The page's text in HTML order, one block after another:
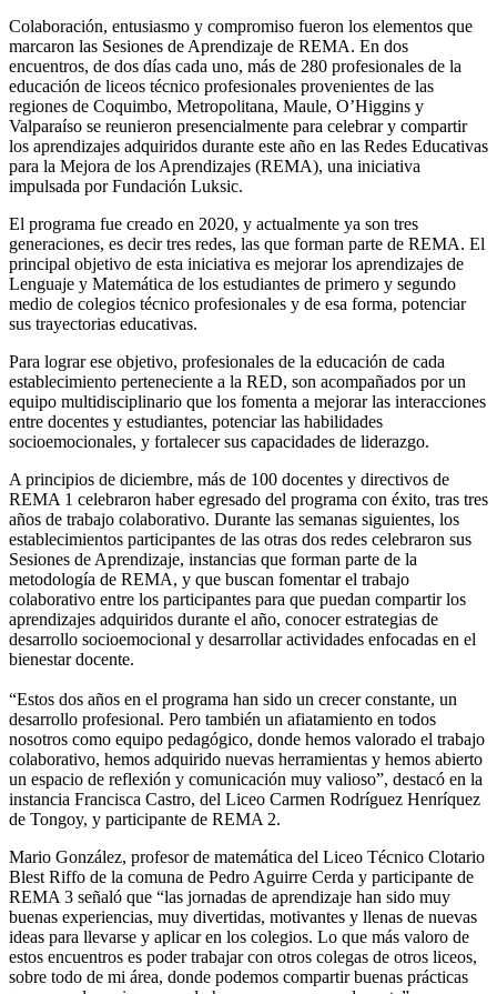
Colaboración, entusiasmo y compromiso fueron los elementos que
marcaron las Sesiones de Aprendizaje de REMA. En dos
encuentros, de dos días cada uno, más de 280 profesionales de la
educación de liceos técnico profesionales provenientes de las
regiones de Coquimbo, Metropolitana, Maule, O’Higgins y
Valparaíso se reunieron presencialmente para celebrar y compartir
los aprendizajes adquiridos durante este año en las Redes Educativas
para la Mejora de los Aprendizajes (REMA), una iniciativa
impulsada por Fundación Luksic.
El programa fue creado en 2020, y actualmente ya son tres
generaciones, es decir tres redes, las que forman parte de REMA. El
principal objetivo de esta iniciativa es mejorar los aprendizajes de
Lenguaje y Matemática de los estudiantes de primero y segundo
medio de colegios técnico profesionales y de esa forma, potenciar
sus trayectorias educativas.
Para lograr ese objetivo, profesionales de la educación de cada
establecimiento perteneciente a la RED, son acompañados por un
equipo multidisciplinario que los fomenta a mejorar las interacciones
entre docentes y estudiantes, potenciar las habilidades
socioemocionales, y fortalecer sus capacidades de liderazgo.
A principios de diciembre, más de 100 docentes y directivos de
REMA 1 celebraron haber egresado del programa con éxito, tras tres
años de trabajo colaborativo. Durante las semanas siguientes, los
establecimientos participantes de las otras dos redes celebraron sus
Sesiones de Aprendizaje, instancias que forman parte de la
metodología de REMA, y que buscan fomentar el trabajo
colaborativo entre los participantes para que puedan compartir los
aprendizajes adquiridos durante el año, conocer estrategias de
desarrollo socioemocional y desarrollar actividades enfocadas en el
bienestar docente.
“Estos dos años en el programa han sido un crecer constante, un
desarrollo profesional. Pero también un afiatamiento en todos
nosotros como equipo pedagógico, donde hemos valorado el trabajo
colaborativo, hemos adquirido nuevas herramientas y hemos abierto
un espacio de reflexión y comunicación muy valioso”, destacó en la
instancia Francisca Castro, del Liceo Carmen Rodríguez Henríquez
de Tongoy, y participante de REMA 2.
Mario González, profesor de matemática del Liceo Técnico Clotario
Blest Riffo de la comuna de Pedro Aguirre Cerda y participante de
REMA 3 señaló que “las jornadas de aprendizaje han sido muy
buenas experiencias, muy divertidas, motivantes y llenas de nuevas
ideas para llevarse y aplicar en los colegios. Lo que más valoro de
estos encuentros es poder trabajar con otros colegas de otros liceos,
sobre todo de mi área, donde podemos compartir buenas prácticas